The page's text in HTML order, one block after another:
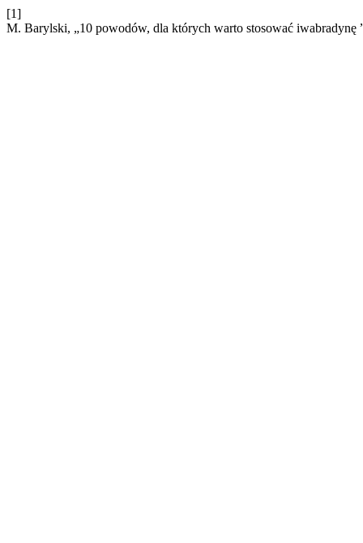
[1]
M. Barylski, „10 powodów, dla których warto stosować iwabradynę